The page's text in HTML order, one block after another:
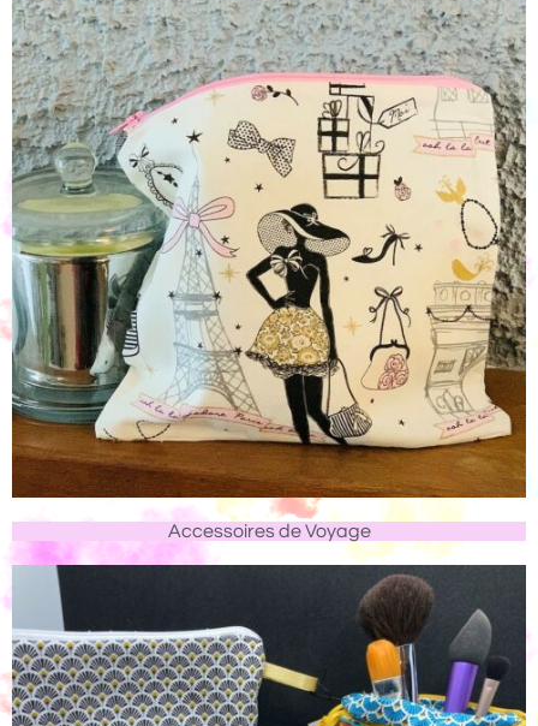
Accessoires de Voyage